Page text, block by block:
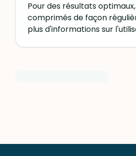
Pour des résultats
comprimés de façon
plus d'informations sur